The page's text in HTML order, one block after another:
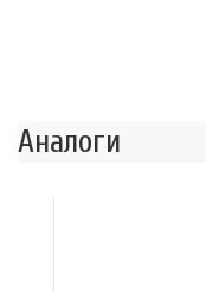
Аналоги